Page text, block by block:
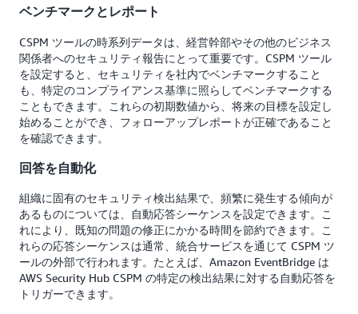
ベンチマークとレポート
CSPM ツールの時系列データは、経営幹部やその他のビジネス
関係者へのセキュリティ報告にとって重要です。CSPM ツール
を設定すると、セキュリティを社内でベンチマークすること
も、特定のコンプライアンス基準に照らしてベンチマークする
こともできます。これらの初期数値から、将来の目標を設定し
始めることができ、フォローアップレポートが正確であること
を確認できます。
回答を自動化
組織に固有のセキュリティ検出結果で、頻繁に発生する傾向が
あるものについては、自動応答シーケンスを設定できます。こ
れにより、既知の問題の修正にかかる時間を節約できます。こ
れらの応答シーケンスは通常、統合サービスを通じて CSPM ツ
ールの外部で行われます。たとえば、Amazon EventBridge は
AWS Security Hub CSPM の特定の検出結果に対する自動応答を
トリガーできます。